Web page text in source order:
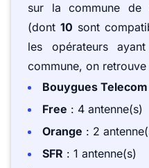
sur la commune de
(dont 10 sont
les opérateurs
commune, on retrouve
Bouygues Telecom
Free : 4 antenne(s)
Orange : 2
SFR : 1 antenne(s)